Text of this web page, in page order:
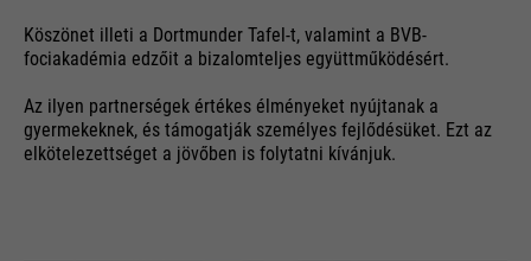
Köszönet illeti a Dortmunder Tafel-t, valamint a BVB-
fociakadémia edzőit a bizalomteljes együttműködésért.
Az ilyen partnerségek értékes élményeket nyújtanak a
gyermekeknek, és támogatják személyes fejlődésüket. Ezt az
elkötelezettséget a jövőben is folytatni kívánjuk.